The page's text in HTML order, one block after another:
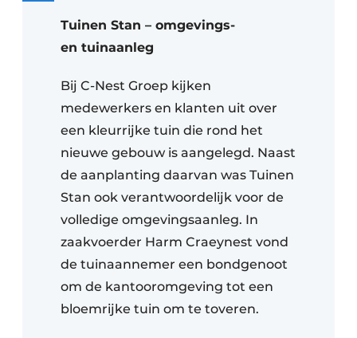
Tuinen Stan – omgevings-
en tuinaanleg
Bij C-Nest Groep kijken
medewerkers en klanten uit over
een kleurrijke tuin die rond het
nieuwe gebouw is aangelegd. Naast
de aanplanting daarvan was Tuinen
Stan ook verantwoordelijk voor de
volledige omgevingsaanleg. In
zaakvoerder Harm Craeynest vond
de tuinaannemer een bondgenoot
om de kantooromgeving tot een
bloemrijke tuin om te toveren.